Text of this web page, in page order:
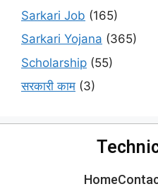
Sarkari Job (165)
Sarkari Yojana (365)
Scholarship (55)
सरकारी काम (3)
Home